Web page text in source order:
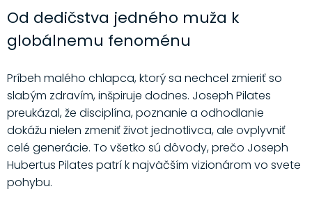
Od dedičstva jedného muža k
globálnemu fenoménu
Príbeh malého chlapca, ktorý sa nechcel zmieriť so
slabým zdravím, inšpiruje dodnes. Joseph Pilates
preukázal, že disciplína, poznanie a odhodlanie
dokážu nielen zmeniť život jednotlivca, ale ovplyvniť
celé generácie. To všetko sú dôvody, prečo Joseph
Hubertus Pilates patrí k najväčším vizionárom vo svete
pohybu.